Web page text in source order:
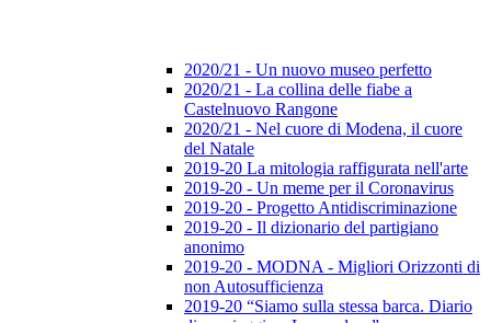
2020/21 - Un nuovo museo perfetto
2020/21 - La collina delle fiabe a
Castelnuovo Rangone
2020/21 - Nel cuore di Modena, il cuore
del Natale
2019-20 La mitologia raffigurata nell'arte
2019-20 - Un meme per il Coronavirus
2019-20 - Progetto Antidiscriminazione
2019-20 - Il dizionario del partigiano
anonimo
2019-20 - MODNA - Migliori Orizzonti di
non Autosufficienza
2019-20 “Siamo sulla stessa barca. Diario